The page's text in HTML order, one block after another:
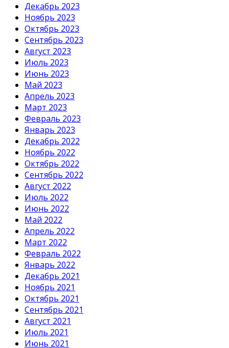
Декабрь 2023
Ноябрь 2023
Октябрь 2023
Сентябрь 2023
Август 2023
Июль 2023
Июнь 2023
Май 2023
Апрель 2023
Март 2023
Февраль 2023
Январь 2023
Декабрь 2022
Ноябрь 2022
Октябрь 2022
Сентябрь 2022
Август 2022
Июль 2022
Июнь 2022
Май 2022
Апрель 2022
Март 2022
Февраль 2022
Январь 2022
Декабрь 2021
Ноябрь 2021
Октябрь 2021
Сентябрь 2021
Август 2021
Июль 2021
Июнь 2021